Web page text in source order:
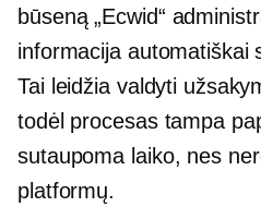
būseną „Ecwid“
informacija automatiškai
Tai leidžia valdyti
todėl procesas tampa
sutaupoma laiko, nes
platformų.